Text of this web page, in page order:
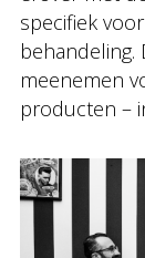
specifiek
meenemen
producten –